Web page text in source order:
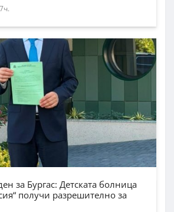
за Бургас: Детската болница
получи разрешително за